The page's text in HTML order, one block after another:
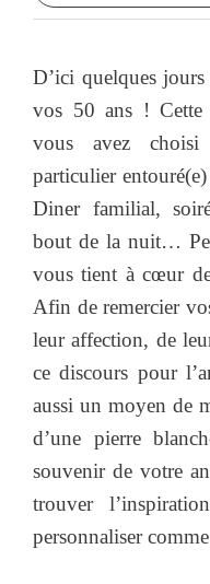
D’ici quelques
vos 50 ans ! Cette
vous avez
particulier
Diner familial,
bout de la nuit…
vous tient à cœur
Afin de remercier
leur affection, de
ce discours pour
aussi un moyen de
d’une pierre
souvenir de votre
trouver
personnaliser